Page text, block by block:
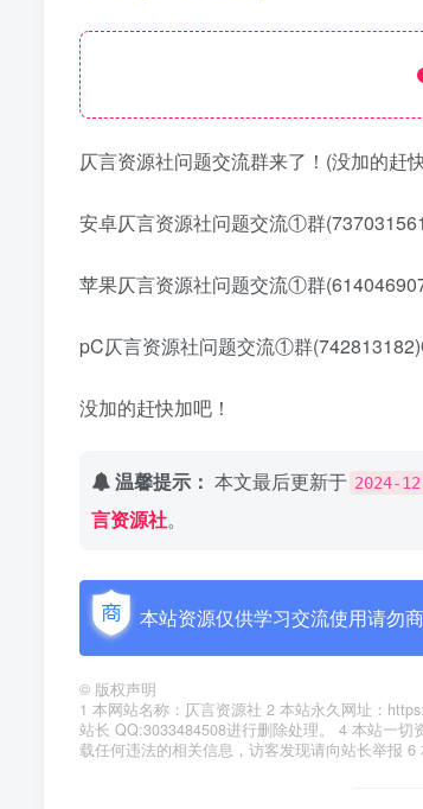
仄言资源社问题交流群来了！(没加的赶
安卓仄言资源社问题交流①群
苹果仄言资源社问题交流①群
pC仄言资源社问题交流①群
没加的赶快加吧！
温馨提示： 本文最后更新于 2024-
言资源社。
本站资源仅供学习交流使用请勿
© 版权声明
1 本网站名称：仄言资源社 2 本站永久网址：
站长 QQ:3033484508进行删除处理。 4 本站一
载任何违法的相关信息，访客发现请向站长举报